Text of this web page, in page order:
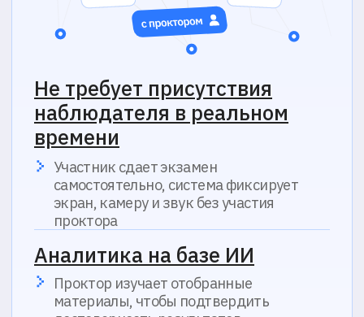
Решения
Решения
Интеграции
Кейсы
Партнерская
программа
support@proctoredu.ru
Телеграм-бот
partners@proctoredu.ru